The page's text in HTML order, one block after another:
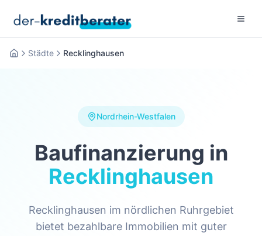
Menu
Startseite
Städte Recklinghausen
Nordrhein-Westfalen
Baufinanzierung in
Recklinghausen
Recklinghausen im nördlichen Ruhrgebiet
bietet bezahlbare Immobilien mit guter